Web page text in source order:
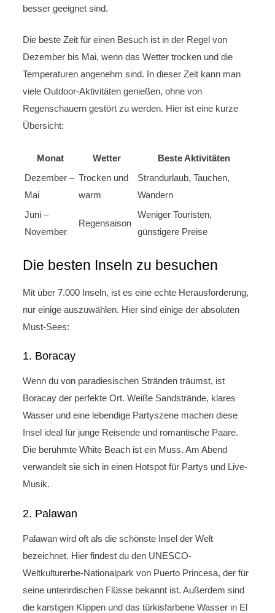
besser geeignet sind.
Die beste Zeit für einen Besuch ist in der Regel von
Dezember bis Mai, wenn das Wetter trocken und die
Temperaturen angenehm sind. In dieser Zeit kann man
viele Outdoor-Aktivitäten genießen, ohne von
Regenschauern gestört zu werden. Hier ist eine kurze
Übersicht:
Monat Wetter
Beste Aktivitäten
Dezember –
Mai
Trocken und
warm
Strandurlaub, Tauchen,
Wandern
Juni –
November
Regensaison
Weniger Touristen,
günstigere Preise
Die besten Inseln zu besuchen
Mit über 7.000 Inseln, ist es eine echte Herausforderung,
nur einige auszuwählen. Hier sind einige der absoluten
Must-Sees:
1. Boracay
Wenn du von paradiesischen Stränden träumst, ist
Boracay der perfekte Ort. Weiße Sandstrände, klares
Wasser und eine lebendige Partyszene machen diese
Insel ideal für junge Reisende und romantische Paare.
Die berühmte White Beach ist ein Muss. Am Abend
verwandelt sie sich in einen Hotspot für Partys und Live-
Musik.
2. Palawan
Palawan wird oft als die schönste Insel der Welt
bezeichnet. Hier findest du den UNESCO-
Weltkulturerbe-Nationalpark von Puerto Princesa, der für
seine unterirdischen Flüsse bekannt ist. Außerdem sind
die karstigen Klippen und das türkisfarbene Wasser in El